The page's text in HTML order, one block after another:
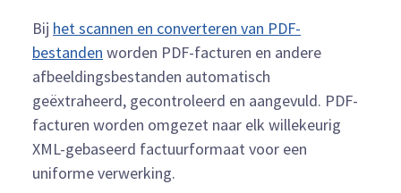
Bij het scannen en converteren van PDF-
bestanden worden PDF-facturen en andere
afbeeldingsbestanden automatisch
geëxtraheerd, gecontroleerd en aangevuld. PDF-
facturen worden omgezet naar elk willekeurig
XML-gebaseerd factuurformaat voor een
uniforme verwerking.